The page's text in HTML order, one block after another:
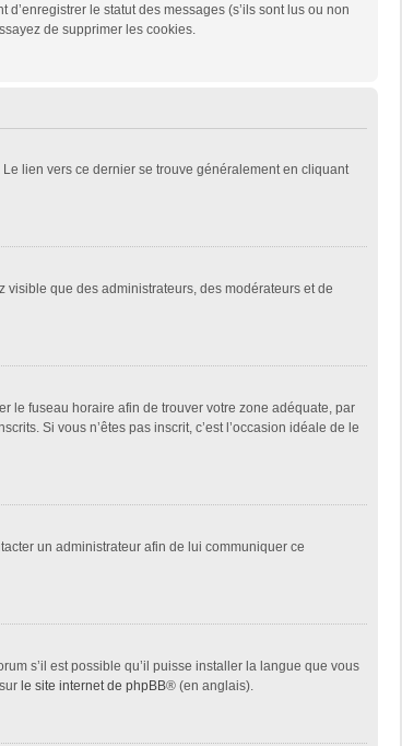
le statut des messages (s’ils sont lus ou non
de supprimer les cookies.
lien vers ce dernier se trouve généralement en cliquant
visible que des administrateurs, des modérateurs et de
le fuseau horaire afin de trouver votre zone adéquate, par
Si vous n’êtes pas inscrit, c’est l’occasion idéale de le
un administrateur afin de lui communiquer ce
s’il est possible qu’il puisse installer la langue que vous
le site internet de phpBB® (en anglais).